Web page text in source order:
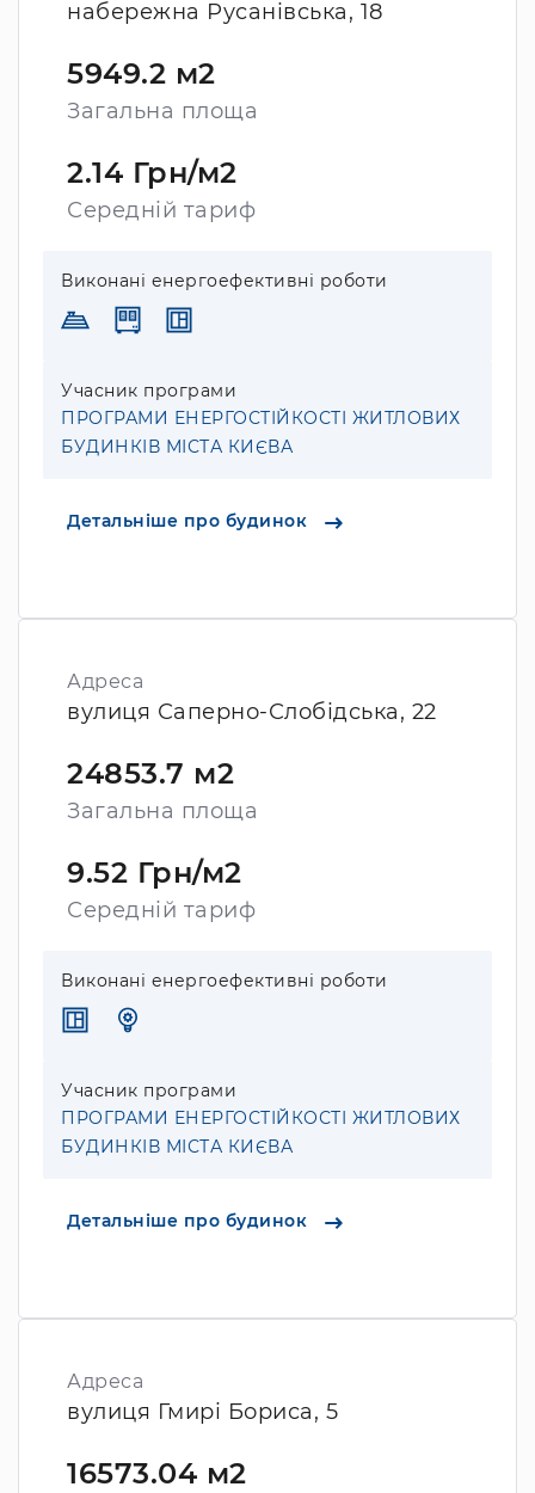
набережна Русанівська, 18
5949.2 м2
Загальна площа
2.14 Грн/м2
Середній тариф
Виконані енергоефективні роботи
Учасник програми
ПРОГРАМИ ЕНЕРГОСТІЙКОСТІ ЖИТЛОВИХ
БУДИНКІВ МІСТА КИЄВА
Детальніше про будинок
Адреса
вулиця Саперно-Слобідська, 22
24853.7 м2
Загальна площа
9.52 Грн/м2
Середній тариф
Виконані енергоефективні роботи
Учасник програми
ПРОГРАМИ ЕНЕРГОСТІЙКОСТІ ЖИТЛОВИХ
БУДИНКІВ МІСТА КИЄВА
Детальніше про будинок
Адреса
вулиця Гмирі Бориса, 5
16573.04 м2